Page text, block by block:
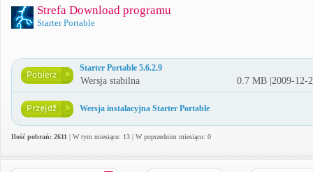
Strefa Download programu
Starter Portable
Starter Portable 5.6.2.9
Wersja stabilna 0.7 MB |2009-12-
Wersja instalacyjna Starter Portable
Ilość pobrań: 2611 | W tym miesiącu: 13 | W poprzednim miesiącu: 0